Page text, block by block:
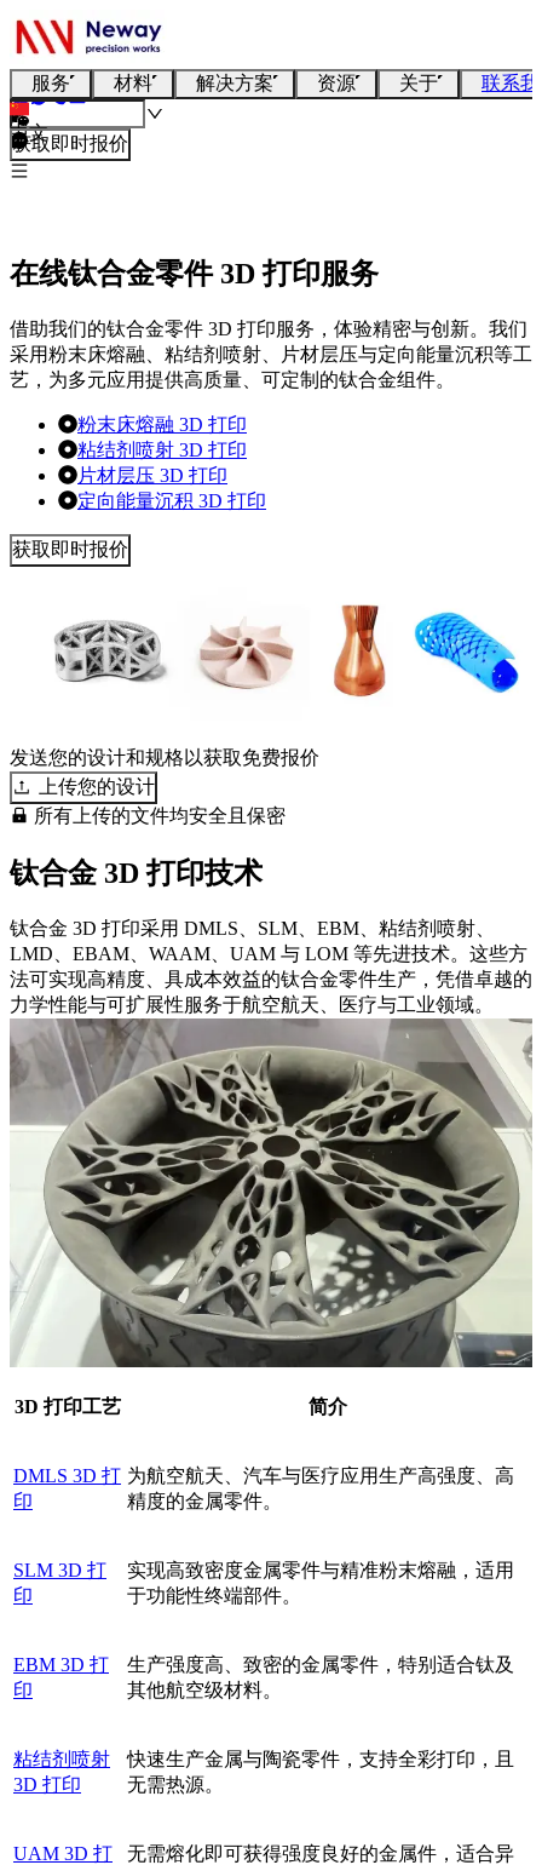
服务 材料 解决方案 资源 关于 联系
中文
获取即时报价
在线钛合金零件 3D 打印服务
借助我们的钛合金零件 3D 打印服务，体验精密与创新。我们
采用粉末床熔融、粘结剂喷射、片材层压与定向能量沉积等工
艺，为多元应用提供高质量、可定制的钛合金组件。
粉末床熔融 3D 打印
粘结剂喷射 3D 打印
片材层压 3D 打印
定向能量沉积 3D 打印
获取即时报价
发送您的设计和规格以获取免费报价
上传您的设计
所有上传的文件均安全且保密
钛合金 3D 打印技术
钛合金 3D 打印采用 DMLS、SLM、EBM、粘结剂喷射、
LMD、EBAM、WAAM、UAM 与 LOM 等先进技术。这些方
法可实现高精度、具成本效益的钛合金零件生产，凭借卓越的
力学性能与可扩展性服务于航空航天、医疗与工业领域。
3D 打印工艺 简介
DMLS 3D 打
印
为航空航天、汽车与医疗应用生产高强度、高
精度的金属零件。
SLM 3D 打
印
实现高致密度金属零件与精准粉末熔融，适用
于功能性终端部件。
EBM 3D 打
印
生产强度高、致密的金属零件，特别适合钛及
其他航空级材料。
粘结剂喷射
3D 打印
快速生产金属与陶瓷零件，支持全彩打印，且
无需热源。
UAM 3D 打
无需熔化即可获得强度良好的金属件，适合异